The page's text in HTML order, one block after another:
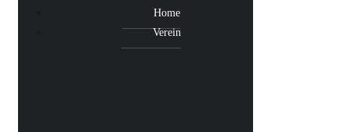
Home
Verein